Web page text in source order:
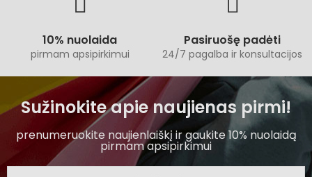
10% nuolaida
pirmam apsipirkimui
Pasiruošę padėti
24/7 pagalba ir konsultacijos
Sužinokite apie naujienas pirmi!
prenumeruokite naujienlaiškį ir gaukite 10% nuolaidą
pirmam apsipirkimui